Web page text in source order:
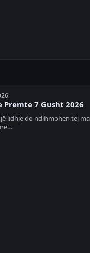
Premte 7 Gusht 2026
lidhje do ndihmohen tej